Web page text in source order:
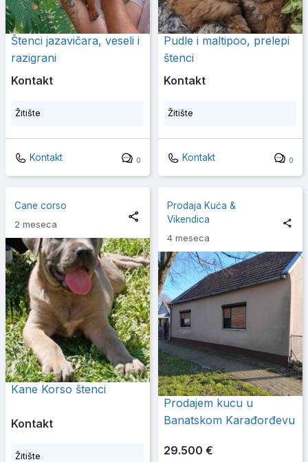
Štenci jazavičara, veseli i
razigrani
Kontakt
Žitište
Kontakt 0
Pudle i maltipoo, prelepi
štenci
Kontakt
Žitište
Kontakt 0
Cane corso
2 meseca
Kane Korso štenci
Kontakt
Žitište
Prodaja Kuća &
Vikendica
4 meseca
Prodajem kucu u
Banatskom Karađorđevu
29.500 €